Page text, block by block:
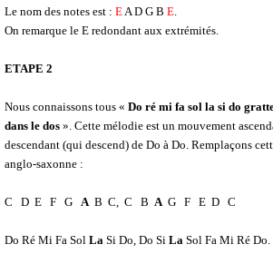
Le nom des notes est : EA D G B E.
On remarque le E redondant aux extrémités.
ETAPE 2
Nous connaissons tous « Do ré mi fa sol la si do
dans le dos ». Cette mélodie est un mouvement
descendant (qui descend) de Do à Do. Remplaçons
anglo-saxonne :
C D E F G AB C, C B AG F E D C
Do Ré Mi Fa Sol La Si Do, Do Si La Sol Fa Mi Ré Do.